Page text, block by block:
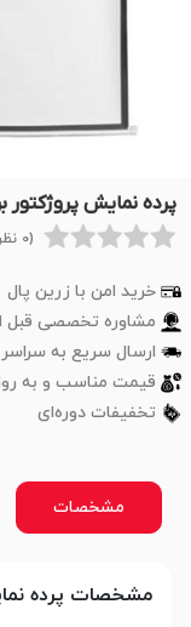
پرده نمایش پروژکتور
(0 نظر )
خرید امن با زرین پال
مشاوره تخصصی قبل
ارسال سریع به
قیمت مناسب و به
تخفیفات دوره‌ای
مشخصات
مشخصات پرده